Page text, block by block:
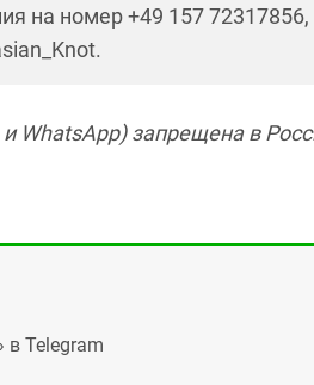
на номер +49 157 72317856,
WhatsApp) запрещена в
в Telegram